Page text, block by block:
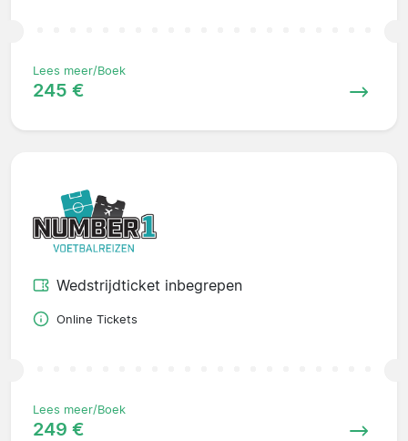
Lees meer/Boek
245 €
Wedstrijdticket inbegrepen
Online Tickets
Lees meer/Boek
249 €